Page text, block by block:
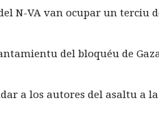
N-VA van ocupar un terciu
del bloquéu de
a los autores del asaltu a